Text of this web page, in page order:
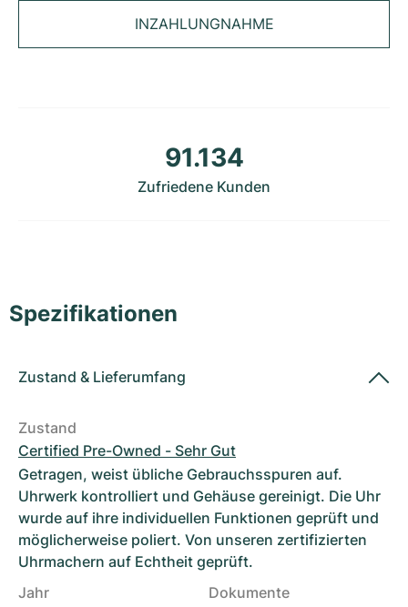
Damenuhren
Damenuhren
INZAHLUNGNAHME
91.134
Zufriedene Kunden
Spezifikationen
Zustand & Lieferumfang
Zustand
Certified Pre-Owned - Sehr Gut
Getragen, weist übliche Gebrauchsspuren auf.
Uhrwerk kontrolliert und Gehäuse gereinigt. Die Uhr
wurde auf ihre individuellen Funktionen geprüft und
möglicherweise poliert. Von unseren zertifizierten
Uhrmachern auf Echtheit geprüft.
Jahr
Dokumente